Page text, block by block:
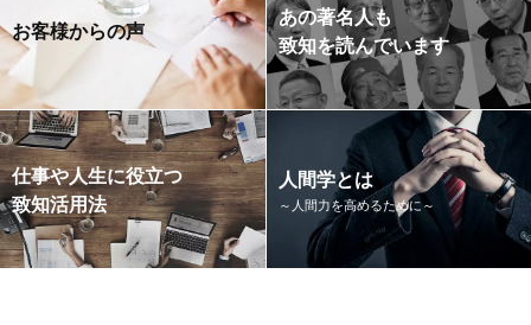
お客様からの声
あの著名人も
致知を読んでいます
仕事や人生に役立つ
致知活用法
人間学とは
～人間力を高めるために～